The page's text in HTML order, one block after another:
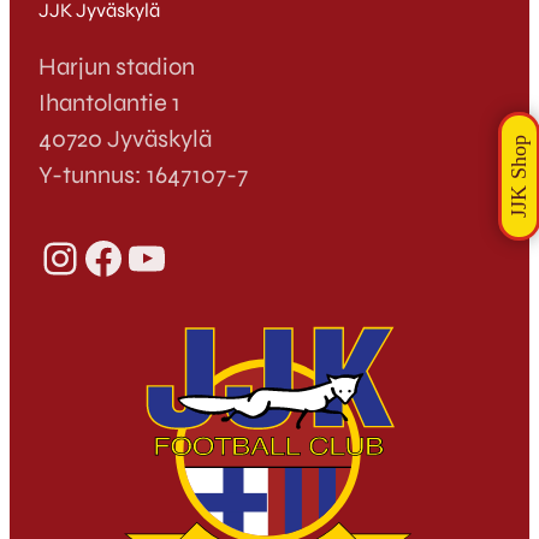
JJK Jyväskylä
Harjun stadion
Ihantolantie 1
40720 Jyväskylä
Y-tunnus: 1647107-7
InstagramFacebook YouTube